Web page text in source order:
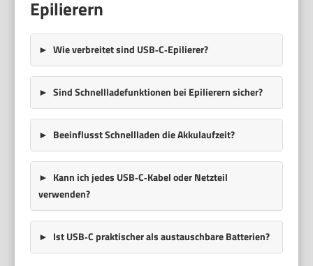
Epilierern
Wie verbreitet sind USB‑C‑Epilierer?
Sind Schnellladefunktionen bei Epilierern sicher?
Beeinflusst Schnellladen die Akkulaufzeit?
Kann ich jedes USB‑C‑Kabel oder Netzteil
verwenden?
Ist USB‑C praktischer als austauschbare Batterien?